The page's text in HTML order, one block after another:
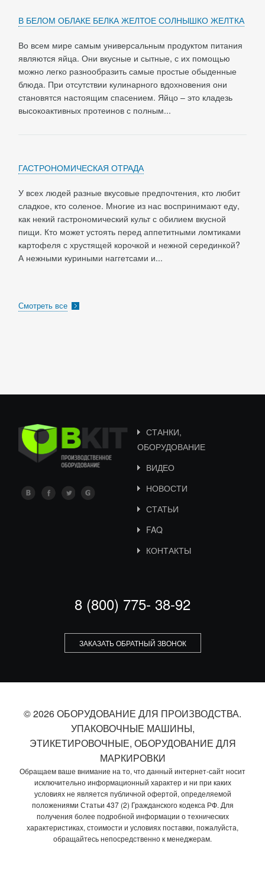
В БЕЛОМ ОБЛАКЕ БЕЛКА ЖЕЛТОЕ СОЛНЫШКО ЖЕЛТКА
Во всем мире самым универсальным продуктом питания
являются яйца. Они вкусные и сытные, с их помощью
можно легко разнообразить самые простые обыденные
блюда. При отсутствии кулинарного вдохновения они
становятся настоящим спасением. Яйцо – это кладезь
высокоактивных протеинов с полным...
ГАСТРОНОМИЧЕСКАЯ ОТРАДА
У всех людей разные вкусовые предпочтения, кто любит
сладкое, кто соленое. Многие из нас воспринимают еду,
как некий гастрономический культ с обилием вкусной
пищи. Кто может устоять перед аппетитными ломтиками
картофеля с хрустящей корочкой и нежной серединкой?
А нежными куриными наггетсами и...
Смотреть все
СТАНКИ,
ОБОРУДОВАНИЕ
ВИДЕО
НОВОСТИ
СТАТЬИ
FAQ
КОНТАКТЫ
8 (800) 775- 38-92
ЗАКАЗАТЬ ОБРАТНЫЙ ЗВОНОК
© 2026 ОБОРУДОВАНИЕ ДЛЯ ПРОИЗВОДСТВА.
УПАКОВОЧНЫЕ МАШИНЫ,
ЭТИКЕТИРОВОЧНЫЕ, ОБОРУДОВАНИЕ ДЛЯ
МАРКИРОВКИ
Обращаем ваше внимание на то, что данный интернет-сайт носит
исключительно информационный характер и ни при каких
условиях не является публичной офертой, определяемой
положениями Статьи 437 (2) Гражданского кодекса РФ. Для
получения более подробной информации о технических
характеристиках, стоимости и условиях поставки, пожалуйста,
обращайтесь непосредственно к менеджерам.